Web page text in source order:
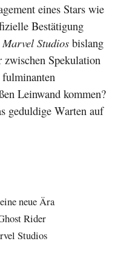
eines Stars wie
Bestätigung
Marvel Studios bislang
Spekulation
Leinwand kommen?
geduldige Warten auf
neue Ära
Rider
Studios